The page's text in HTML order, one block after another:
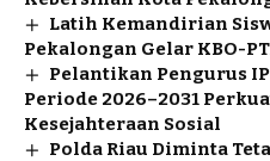
Latih Kemandirian
Pekalongan Gelar KBO-
Pelantikan Pengurus
Periode 2026–2031
Kesejahteraan Sosial
Polda Riau Diminta